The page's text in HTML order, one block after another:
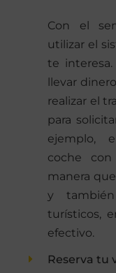
Con el
utilizar el
te
llevar
realizar el
para
ejemplo,
coche
manera
y
turísticos,
efectivo.
Reserva tu